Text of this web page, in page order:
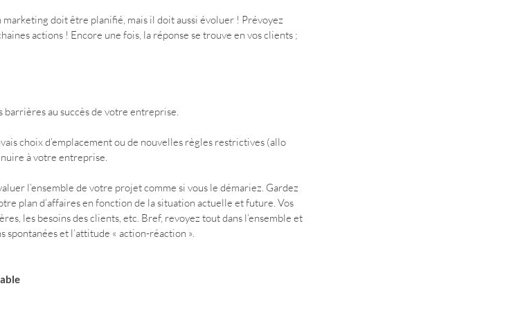
doit être planifié, mais il doit aussi évoluer ! Prévoyez
actions ! Encore une fois, la réponse se trouve en vos clients ;
au succès de votre entreprise.
choix d’emplacement ou de nouvelles règles restrictives (allo
à votre entreprise.
l’ensemble de votre projet comme si vous le démariez. Gardez
plan d’affaires en fonction de la situation actuelle et future. Vos
les besoins des clients, etc. Bref, revoyez tout dans l’ensemble et
et l’attitude « action-réaction ».